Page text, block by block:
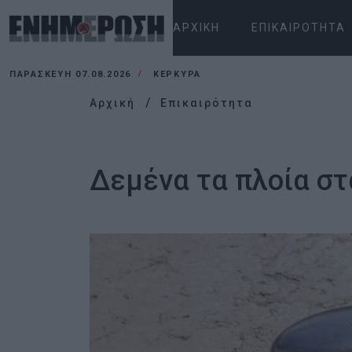
ΑΡΧΙΚΉ ΕΠΙΚΑΙΡΌΤΗΤΑ
ΠΑΡΑΣΚΕΥΉ 07.08.2026 ΚΕΡΚΥΡΑ
Αρχική Επικαιρότητα
Δεμένα τα πλοία